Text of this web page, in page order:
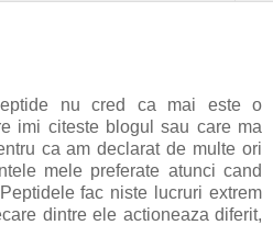
nu cred ca mai este o
imi citeste blogul sau care ma
ca am declarat de multe ori
mele preferate atunci cand
fac niste lucruri extrem
dintre ele actioneaza diferit,